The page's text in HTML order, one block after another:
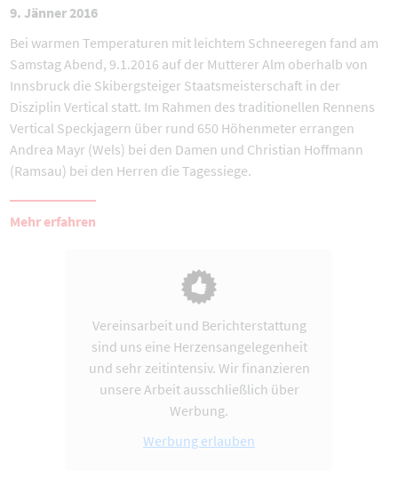
9. Jänner 2016
Bei warmen Temperaturen mit leichtem Schneeregen fand am
Samstag Abend, 9.1.2016 auf der Mutterer Alm oberhalb von
Innsbruck die Skibergsteiger Staatsmeisterschaft in der
Disziplin Vertical statt. Im Rahmen des traditionellen Rennens
Vertical Speckjagern über rund 650 Höhenmeter errangen
Andrea Mayr (Wels) bei den Damen und Christian Hoffmann
(Ramsau) bei den Herren die Tagessiege.
Mehr erfahren
Vereinsarbeit und Berichterstattung
sind uns eine Herzensangelegenheit
und sehr zeitintensiv. Wir finanzieren
unsere Arbeit ausschließlich über
Werbung.
Werbung erlauben